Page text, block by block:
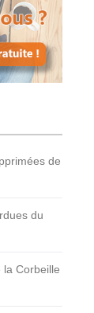
de
du
la Corbeille